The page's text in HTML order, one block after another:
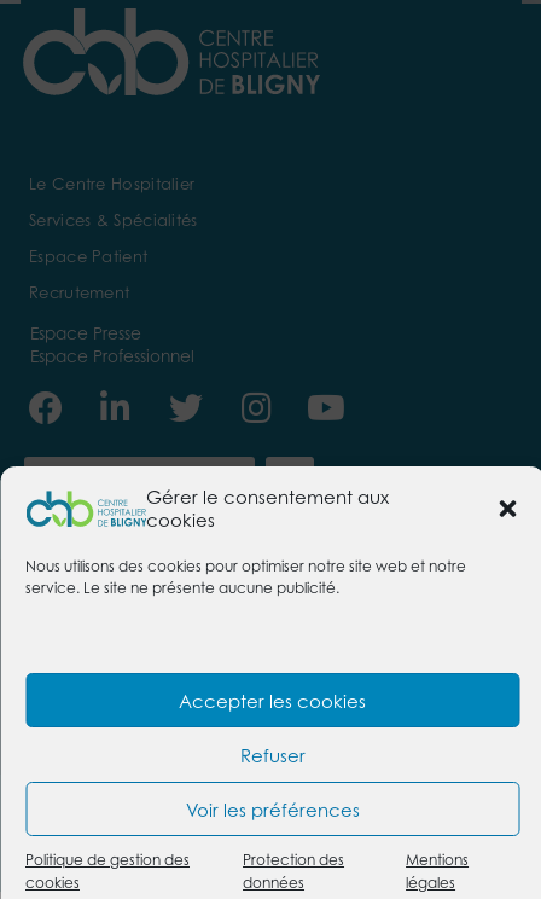
Gérer le consentement aux
cookies
Nous utilisons des cookies pour optimiser notre site web et notre
service. Le site ne présente aucune publicité.
Accepter les cookies
Refuser
Voir les préférences
Politique de gestion des
cookies
Protection des
données
Mentions
légales
Le Centre Hospitalier
Services & Spécialités
Espace Patient
Recrutement
Espace Presse
Espace Professionnel
FacebookLinkedin-
in
TwitterInstagram
CENTRE HOSPITALIER DE BLIGNY
Foire aux questions Mentions légales
Politique des cookies
@2026 Centre hospitalier de Bligny | Conception :
https://givememore.fr
Plan du site